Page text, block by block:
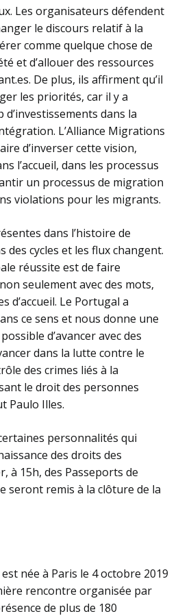
Les organisateurs défendent
le discours relatif à la
comme quelque chose de
et d’allouer des ressources
De plus, ils affirment qu’il
les priorités, car il y a
dans la
L’Alliance Migrations
d’inverser cette vision,
l’accueil, dans les processus
un processus de migration
violations pour les migrants.
dans l’histoire de
des cycles et les flux changent.
réussite est de faire
seulement avec des mots,
d’accueil. Le Portugal a
ce sens et nous donne une
d’avancer avec des
dans la lutte contre le
des crimes liés à la
le droit des personnes
Paulo Illes.
personnalités qui
des droits des
à 15h, des Passeports de
seront remis à la clôture de la
est née à Paris le 4 octobre 2019
rencontre organisée par
de plus de 180